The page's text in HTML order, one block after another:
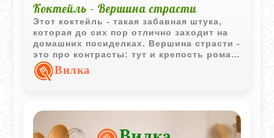
Коктейль - Вершина страсти
Этот коктейль - такая забавная штука,
которая до сих пор отлично заходит на
домашних посиделках. Вершина страсти -
это про контрасты: тут и крепость рома,
и бодрая кислинка апельсина, и эта
сладкая малиновая нота. А шапка из
всё моментально, главное - не пожалеть
льда в шейкере, чтобы всё как следует
охладилось.
Вилка